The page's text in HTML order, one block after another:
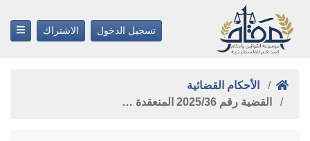
تسجيل الدخول الاشتراك
الأحكام القضائية
القضية رقم ‎36‏/‎2025‏ المنعقدة …